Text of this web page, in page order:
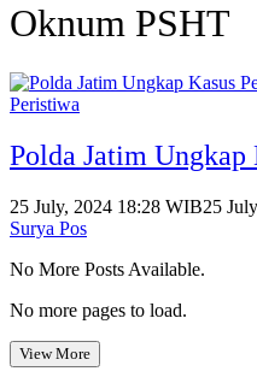
Oknum PSHT
Peristiwa
Polda Jatim Ungkap
25 July, 2024 18:28 WIB25
Surya Pos
No More Posts Available.
No more pages to load.
View More